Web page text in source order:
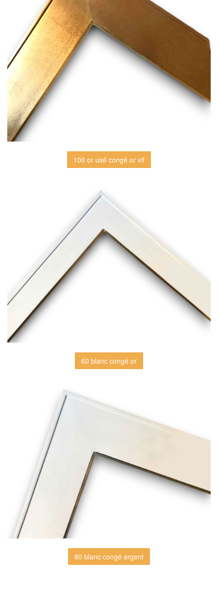
100 or usé congé or vif
60 blanc congé or
80 blanc congé argent